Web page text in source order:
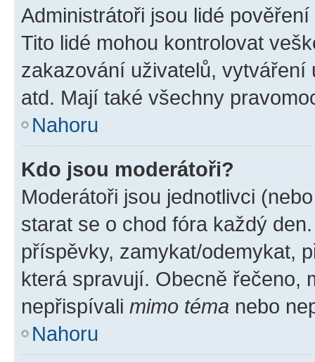
Administrátoři jsou lidé
Tito lidé mohou kontrolovat
zakazování uživatelů,
atd. Mají také všechny
Nahoru
Kdo jsou moderátoři?
Moderátoři jsou jednotlivci
starat se o chod fóra každý
příspěvky, zamykat/odemykat,
která spravují. Obecně řečeno,
nepřispívali mimo téma nebo
Nahoru